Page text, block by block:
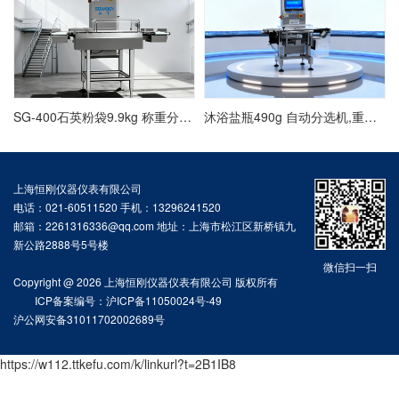
SG-400石英粉袋9.9kg 称重分选机,动态选别秤方案 沐浴盐瓶490g 自动分选机,重量选别秤价格
微信扫一扫
上海恒刚仪器仪表有限公司
电话：021-60511520 手机：13296241520
邮箱：2261316336@qq.com 地址：上海市松江区新桥镇九
新公路2888号5号楼
Copyright @ 2026 上海恒刚仪器仪表有限公司 版权所有
ICP备案编号：沪ICP备11050024号-49
沪公网安备31011702002689号
https://w112.ttkefu.com/k/linkurl?t=2B1IB8